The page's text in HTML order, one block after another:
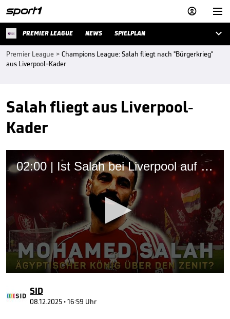


PREMIER LEAGUE NEWS SPIELPLAN 
Premier League > Champions League: Salah fliegt nach "Bürgerkrieg"
aus Liverpool-Kader
Salah fliegt aus Liverpool-
Kader
02:00 | Ist Salah bei Liverpool auf dem Abstellgleis?
of
2
SID
08.12.2025 • 16:59 Uhr